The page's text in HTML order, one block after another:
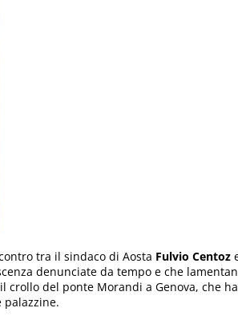
tra il sindaco di Aosta Fulvio Centoz
denunciate da tempo e che
crollo del ponte Morandi a Genova, che